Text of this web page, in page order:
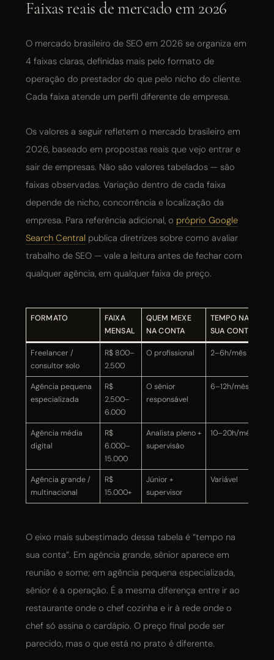
Faixas reais de mercado em 2026
O mercado brasileiro de SEO em 2026 se organiza em
4 faixas claras, definidas mais pelo formato de
operação do prestador do que pelo nicho do cliente.
Cada faixa atende um perfil diferente de empresa.
Os valores a seguir refletem o mercado brasileiro em
2026, baseado em propostas reais que vejo entrar e
sair de empresas. Não são valores tabelados — são
faixas observadas. Variação dentro de cada faixa
depende de nicho, concorrência e localização da
empresa. Para referência adicional, o próprio Google
Search Central publica diretrizes sobre como avaliar
trabalho de SEO — vale a leitura antes de fechar com
qualquer agência, em qualquer faixa de preço.
FORMATO
FAIXA
MENSAL
QUEM MEXE
NA CONTA
TEMPO NA
SUA CONTA
Freelancer /
consultor solo
R$ 800–
2.500
O profissional 2–6h/mês
Agência pequena
especializada
R$
2.500–
6.000
O sênior
responsável
6–12h/mês
Agência média
digital
R$
6.000–
15.000
Analista pleno +
supervisão
10–20h/mês
Agência grande /
multinacional
R$
15.000+
Júnior +
supervisor
Variável
O eixo mais subestimado dessa tabela é “tempo na
sua conta”. Em agência grande, sênior aparece em
reunião e some; em agência pequena especializada,
sênior é a operação. É a mesma diferença entre ir ao
restaurante onde o chef cozinha e ir à rede onde o
chef só assina o cardápio. O preço final pode ser
parecido, mas o que está no prato é diferente.